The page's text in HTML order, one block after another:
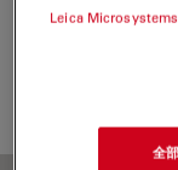
生命科学研究 类
Leica
全